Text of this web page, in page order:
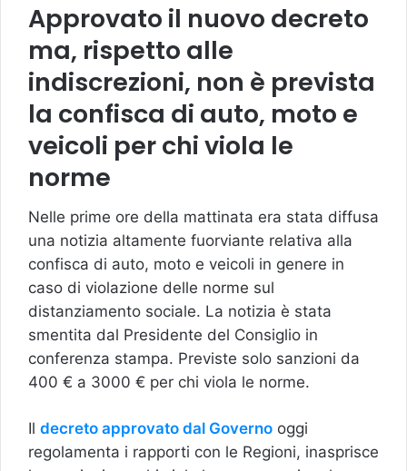
Approvato il nuovo decreto
ma, rispetto alle
indiscrezioni, non è prevista
la confisca di auto, moto e
veicoli per chi viola le
norme
Nelle prime ore della mattinata era stata diffusa
una notizia altamente fuorviante relativa alla
confisca di auto, moto e veicoli in genere in
caso di violazione delle norme sul
distanziamento sociale. La notizia è stata
smentita dal Presidente del Consiglio in
conferenza stampa. Previste solo sanzioni da
400 € a 3000 € per chi viola le norme.
Il decreto approvato dal Governo oggi
regolamenta i rapporti con le Regioni, inasprisce